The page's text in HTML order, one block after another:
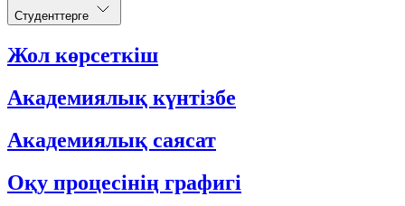
Студенттерге
Жол көрсеткіш
Академиялық күнтізбе
Академиялық саясат
Оқу процесінің графигі